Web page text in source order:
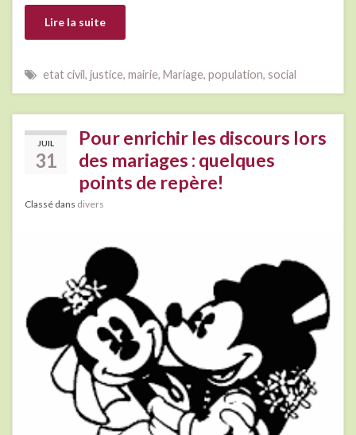
Lire la suite
etat civil, justice, mairie, Mariage, population, social
JUIL
31
Pour enrichir les discours lors
des mariages : quelques
points de repère!
Classé dans divers